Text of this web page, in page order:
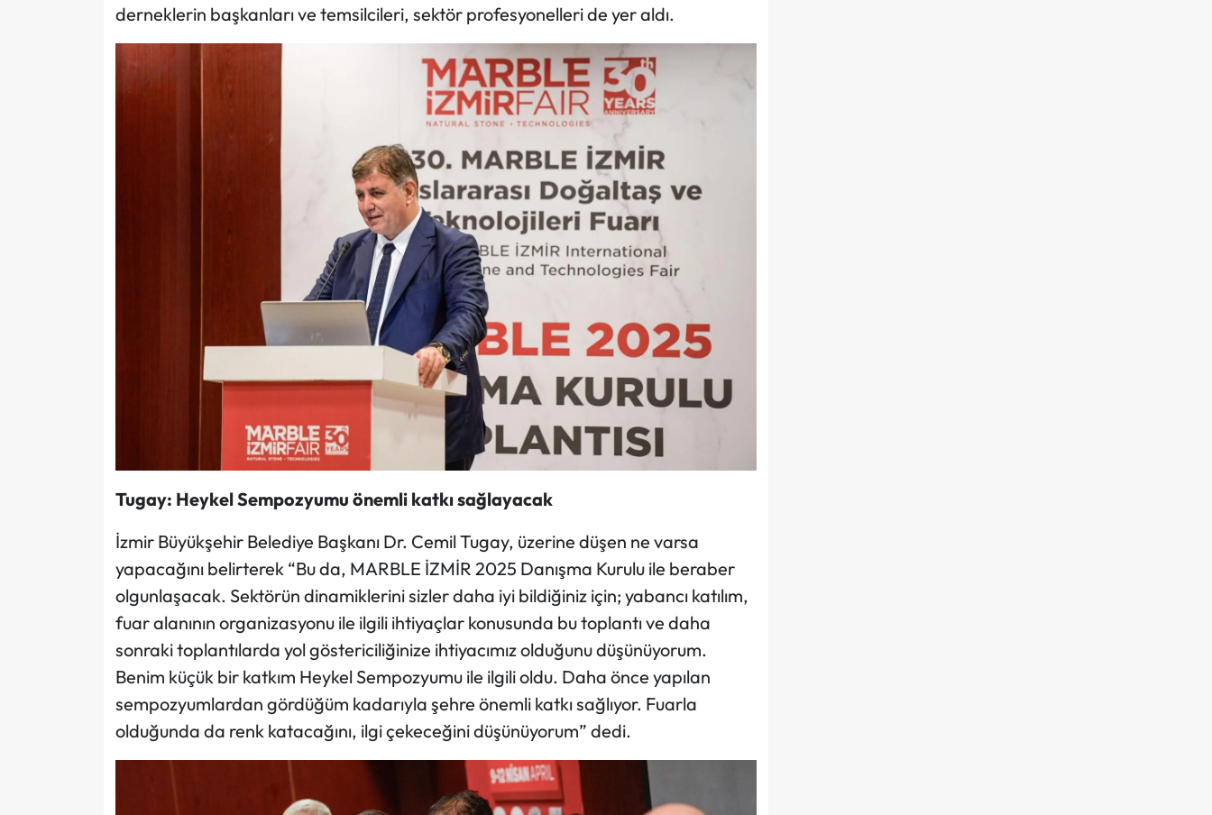
derneklerin başkanları ve temsilcileri, sektör profesyonelleri de yer aldı.
Tugay: Heykel Sempozyumu önemli katkı sağlayacak
İzmir Büyükşehir Belediye Başkanı Dr. Cemil Tugay, üzerine düşen ne varsa
yapacağını belirterek “Bu da, MARBLE İZMİR 2025 Danışma Kurulu ile beraber
olgunlaşacak. Sektörün dinamiklerini sizler daha iyi bildiğiniz için; yabancı katılım,
fuar alanının organizasyonu ile ilgili ihtiyaçlar konusunda bu toplantı ve daha
sonraki toplantılarda yol göstericiliğinize ihtiyacımız olduğunu düşünüyorum.
Benim küçük bir katkım Heykel Sempozyumu ile ilgili oldu. Daha önce yapılan
sempozyumlardan gördüğüm kadarıyla şehre önemli katkı sağlıyor. Fuarla
olduğunda da renk katacağını, ilgi çekeceğini düşünüyorum” dedi.